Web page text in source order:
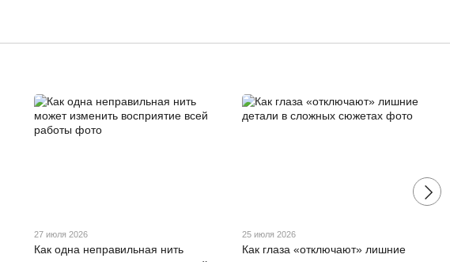
27 июля 2026
Как одна неправильная нить
25 июля 2026
Как глаза «отключают» лишние